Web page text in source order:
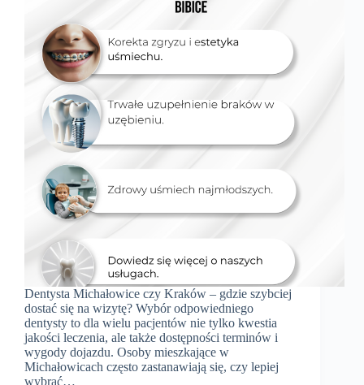
Dentysta Michałowice czy Kraków – gdzie szybciej
dostać się na wizytę? Wybór odpowiedniego
dentysty to dla wielu pacjentów nie tylko kwestia
jakości leczenia, ale także dostępności terminów i
wygody dojazdu. Osoby mieszkające w
Michałowicach często zastanawiają się, czy lepiej
wybrać…